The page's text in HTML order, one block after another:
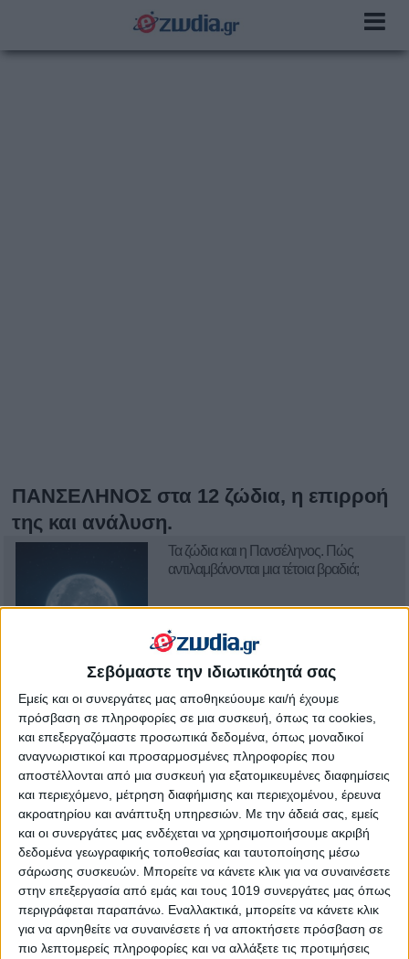
Σεβόμαστε την ιδιωτικότητά σας
Εμείς και οι συνεργάτες μας αποθηκεύουμε και/ή έχουμε
πρόσβαση σε πληροφορίες σε μια συσκευή, όπως τα cookies,
και επεξεργαζόμαστε προσωπικά δεδομένα, όπως μοναδικοί
αναγνωριστικοί και προσαρμοσμένες πληροφορίες που
αποστέλλονται από μια συσκευή για εξατομικευμένες διαφημίσεις
και περιεχόμενο, μέτρηση διαφήμισης και περιεχομένου, έρευνα
ακροατηρίου και ανάπτυξη υπηρεσιών. Με την άδειά σας, εμείς
και οι συνεργάτες μας ενδέχεται να χρησιμοποιήσουμε ακριβή
δεδομένα γεωγραφικής τοποθεσίας και ταυτοποίησης μέσω
σάρωσης συσκευών. Μπορείτε να κάνετε κλικ για να συναινέσετε
στην επεξεργασία από εμάς και τους 1019 συνεργάτες μας όπως
περιγράφεται παραπάνω. Εναλλακτικά, μπορείτε να κάνετε κλικ
για να αρνηθείτε να συναινέσετε ή να αποκτήσετε πρόσβαση σε
πιο λεπτομερείς πληροφορίες και να αλλάξετε τις προτιμήσεις
ΠΑΝΣΕΛΗΝΟΣ στα 12 ζώδια, η επιρροή
της και ανάλυση.
Τα ζώδια και η Πανσέληνος. Πώς
αντιλαμβάνονται μια τέτοια βραδιά;
Πανσέληνος στον Ταύρο στις 14 11
2016. Προβλέψεις για τα ζώδια.
Περισσότερα